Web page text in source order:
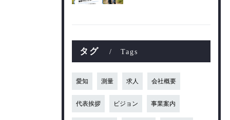
タグ Tags
愛知 測量 求人 会社概要
代表挨拶 ビジョン 事業案内